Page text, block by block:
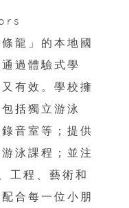
龍」的本地國
過體驗式學
有效。學校擁
括獨立游泳
音室等；提供
泳課程；並注
工程、藝術和
合每一位小朋